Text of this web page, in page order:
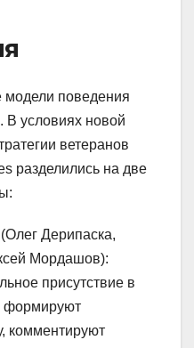
поведения
В условиях новой
ветеранов
разделились на две
Дерипаска,
Мордашов):
присутствие в
формируют
комментируют